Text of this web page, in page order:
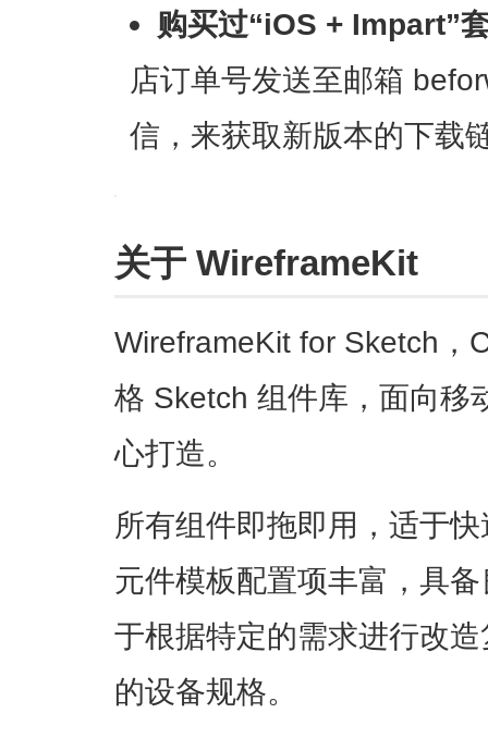
购买过“iOS + Impart”
店订单号发送至邮箱
信，来获取新版本的下载
关于 WireframeKit
WireframeKit for Sketch，
格 Sketch 组件库，面向移
心打造。
所有组件即拖即用，适于
元件模板配置项丰富，具
于根据特定的需求进行改
的设备规格。